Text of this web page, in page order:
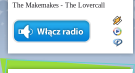
The Makemakes - The Lovercall